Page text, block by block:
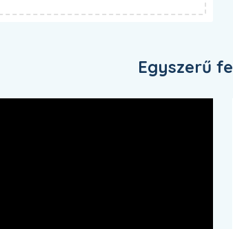
Egyszerű